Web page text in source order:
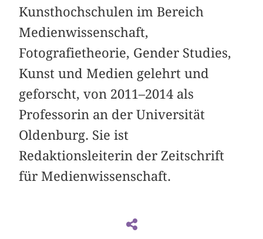
Kunsthochschulen im Bereich
Medienwissenschaft,
Fotografietheorie, Gender Studies,
Kunst und Medien gelehrt und
geforscht, von 2011–2014 als
Professorin an der Universität
Oldenburg. Sie ist
Redaktionsleiterin der Zeitschrift
für Medienwissenschaft.